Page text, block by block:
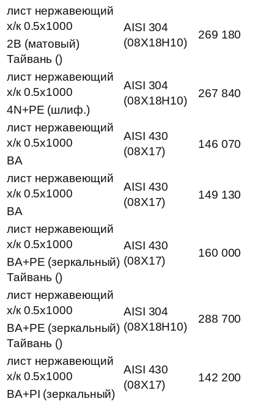
лист нержавеющий
х/к 0.5х1000
AISI 304
(08Х18Н10)
269 180
2B (матовый)
Тайвань ()
лист нержавеющий
х/к 0.5х1000
AISI 304
(08Х18Н10)
267 840
4N+PE (шлиф.)
лист нержавеющий
х/к 0.5х1000
AISI 430
(08Х17)
146 070
BA
лист нержавеющий
х/к 0.5х1000
AISI 430
(08Х17)
149 130
BA
лист нержавеющий
х/к 0.5х1000
AISI 430
(08Х17)
160 000
BA+PE (зеркальный)
Тайвань ()
лист нержавеющий
х/к 0.5х1000
AISI 304
(08Х18Н10)
288 700
BA+PE (зеркальный)
Тайвань ()
лист нержавеющий
х/к 0.5х1000
AISI 430
(08Х17)
142 200
BA+PI (зеркальный)